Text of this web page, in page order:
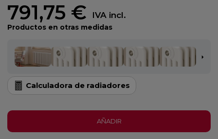
791,75 € IVA incl.
Productos en otras medidas
Calculadora de radiadores
AÑADIR